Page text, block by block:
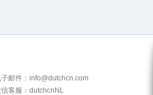
子邮件：info@dutchcn.com
信客服：dutchcnNL